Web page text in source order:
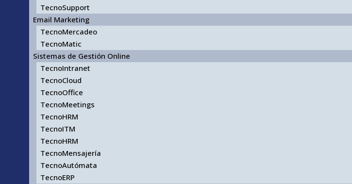
TecnoSupport
Email Marketing
TecnoMercadeo
TecnoMatic
Sistemas de Gestión Online
TecnoIntranet
TecnoCloud
TecnoOffice
TecnoMeetings
TecnoHRM
TecnoITM
TecnoHRM
TecnoMensajería
TecnoAutómata
TecnoERP